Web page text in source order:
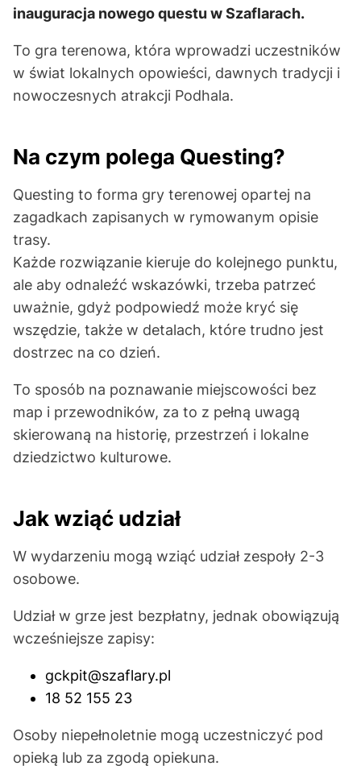
inauguracja nowego questu w Szaflarach.
To gra terenowa, która wprowadzi uczestników
w świat lokalnych opowieści, dawnych tradycji i
nowoczesnych atrakcji Podhala.
Na czym polega Questing?
Questing to forma gry terenowej opartej na
zagadkach zapisanych w rymowanym opisie
trasy.
Każde rozwiązanie kieruje do kolejnego punktu,
ale aby odnaleźć wskazówki, trzeba patrzeć
uważnie, gdyż podpowiedź może kryć się
wszędzie, także w detalach, które trudno jest
dostrzec na co dzień.
To sposób na poznawanie miejscowości bez
map i przewodników, za to z pełną uwagą
skierowaną na historię, przestrzeń i lokalne
dziedzictwo kulturowe.
Jak wziąć udział
W wydarzeniu mogą wziąć udział zespoły 2-3
osobowe.
Udział w grze jest bezpłatny, jednak obowiązują
wcześniejsze zapisy:
gckpit@szaflary.pl
18 52 155 23
Osoby niepełnoletnie mogą uczestniczyć pod
opieką lub za zgodą opiekuna.